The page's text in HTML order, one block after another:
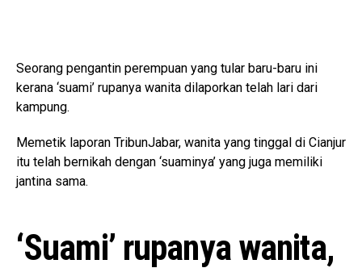
Seorang pengantin perempuan yang tular baru-baru ini
kerana ‘suami’ rupanya wanita dilaporkan telah lari dari
kampung.
Memetik laporan TribunJabar, wanita yang tinggal di Cianjur
itu telah bernikah dengan ‘suaminya’ yang juga memiliki
jantina sama.
‘Suami’ rupanya wanita,